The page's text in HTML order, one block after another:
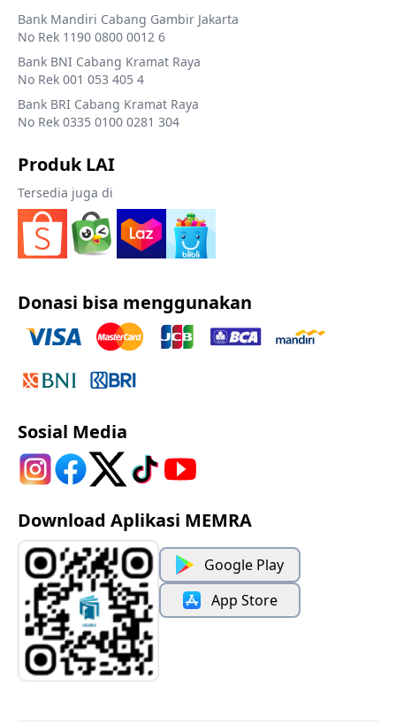
Bank Mandiri Cabang Gambir Jakarta
No Rek 1190 0800 0012 6
Bank BNI Cabang Kramat Raya
No Rek 001 053 405 4
Bank BRI Cabang Kramat Raya
No Rek 0335 0100 0281 304
Produk LAI
Tersedia juga di
Donasi bisa menggunakan
Sosial Media
Download Aplikasi MEMRA
Google Play
App Store